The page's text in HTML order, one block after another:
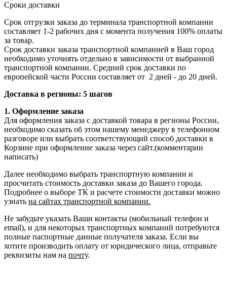
Сроки доставки
Срок отгрузки заказа до терминала транспортной компании
составляет 1-2 рабочих дня с момента получения 100% оплаты
за товар.
Срок доставки заказа транспортной компанией в Ваш город
необходимо уточнять отдельно в зависимости от выбранной
транспортной компании. Средний срок доставки по
европейской части России составляет от 2 дней - до 20 дней.
Доставка в регионы: 5 шагов
1. Оформление заказа
Для оформления заказа с доставкой товара в регионы России,
необходимо сказать об этом нашему менеджеру в телефонном
разговоре или выбрать соответствующий способ доставки в
Корзине при оформление заказа через сайт.(комментарии
написать)
Далее необходимо выбрать транспортную компании и
просчитать стоимость доставки заказа до Вашего города.
Подробнее о выборе ТК и расчете стоимости доставки можно
узнать на сайтах транспортной компании.
Не забудьте указать Ваши контакты (мобильный телефон и
email), и для некоторых транспортных компаний потребуются
полные паспортные данные получателя заказа. Если вы
хотите производить оплату от юридического лица, отправьте
реквизиты нам на почту.